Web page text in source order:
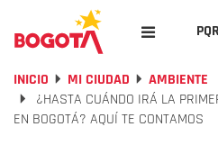
INICIO MI CIUDAD
AMBIENTE
¿HASTA CUÁNDO IRÁ LA
EN BOGOTÁ? AQUÍ TE CONTAMOS